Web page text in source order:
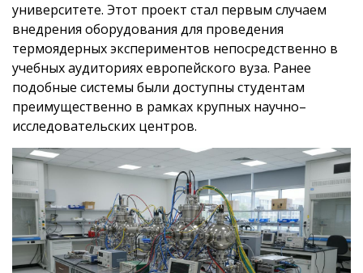
университете. Этот проект стал первым случаем
внедрения оборудования для проведения
термоядерных экспериментов непосредственно в
учебных аудиториях европейского вуза. Ранее
подобные системы были доступны студентам
преимущественно в рамках крупных научно–
исследовательских центров.